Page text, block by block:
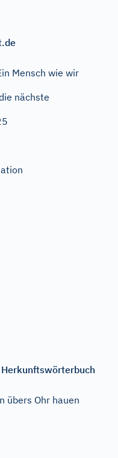
Mensch wie wir
nächste
übers Ohr hauen